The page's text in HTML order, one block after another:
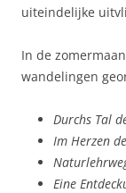
uiteindelijke
In de
wandelingen
Durchs Tal
Im Herzen
Eine